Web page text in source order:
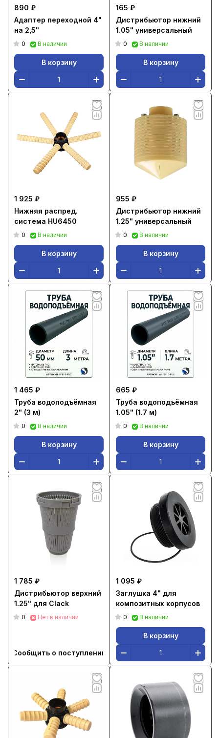
890 ₽
Адаптер переходной 4"
на 2,5"
0 В наличии
В корзину
165 ₽
Дистрибьютор нижний
1.05" универсальный
0 В наличии
В корзину
1 925 ₽
Нижняя распред.
система HU6450
0 В наличии
В корзину
955 ₽
Дистрибьютор нижний
1.25" универсальный
0 В наличии
В корзину
1 465 ₽
Труба водоподъёмная
2" (3 м)
0 В наличии
В корзину
665 ₽
Труба водоподъёмная
1.05" (1.7 м)
0 В наличии
В корзину
1 785 ₽
Дистрибьютор верхний
1.25" для Clack
0 Нет в наличии
Сообщить о поступлении
1 095 ₽
Заглушка 4" для
композитных корпусов
0 В наличии
В корзину